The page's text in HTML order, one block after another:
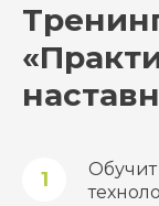
Обучит